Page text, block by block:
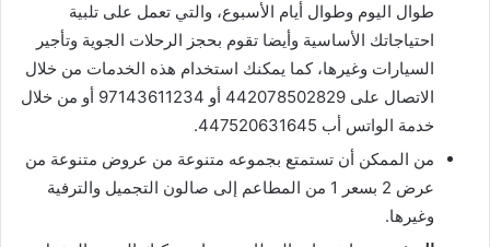
طوال اليوم وطوال أيام الأسبوع، والتي تعمل على تلبية
احتياجاتك الأساسية وأيضا تقوم بحجز الرحلات الجوية وتأجير
السيارات وغيرها، كما يمكنك استخدام هذه الخدمات من خلال
الاتصال على 442078502829 أو 97143611234 أو من خلال
خدمة الواتس أب 447520631645.
من الممكن أن تستمتع بجموعه متنوعة من عروض متنوعة من
عرض 2 بسعر 1 من المطاعم إلى صالون التجميل والترفية
وغيرها.